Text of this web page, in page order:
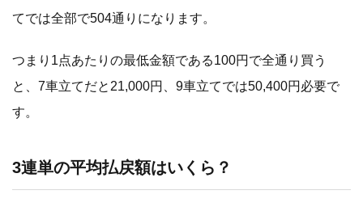
てでは全部で504通りになります。
つまり1点あたりの最低金額である100円で全通り買う
と、7車立てだと21,000円、9車立てでは50,400円必要で
す。
3連単の平均払戻額はいくら？